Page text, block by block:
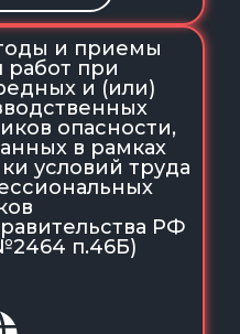
и приемы
при
и (или)
опасности,
в рамках
условий труда
РФ
п.46Б)